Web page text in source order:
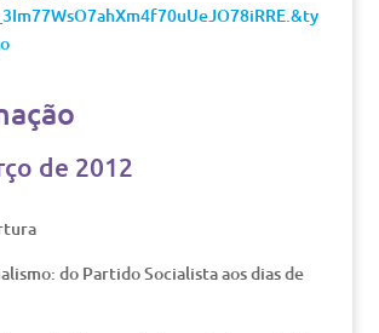
de 2012
do Partido Socialista aos dias de